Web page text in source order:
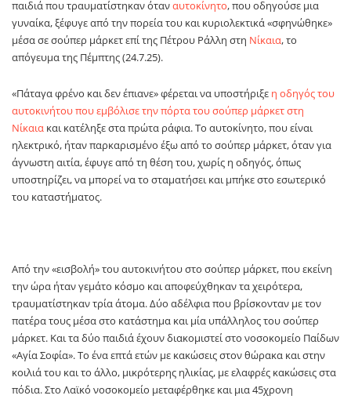
παιδιά που τραυματίστηκαν όταναυτοκίνητο, που οδηγούσε μια
γυναίκα, ξέφυγε από την πορεία του και κυριολεκτικά «σφηνώθηκε»
μέσα σε σούπερ μάρκετ επί της Πέτρου Ράλλη στη Νίκαια, το
απόγευμα της Πέμπτης (24.7.25).
«Πάταγα φρένο και δεν έπιανε» φέρεται να υποστήριξε η οδηγός του
αυτοκινήτου που εμβόλισε την πόρτα του σούπερ μάρκετ στη
Νίκαια και κατέληξε στα πρώτα ράφια. Το αυτοκίνητο, που είναι
ηλεκτρικό, ήταν παρκαρισμένο έξω από το σούπερ μάρκετ, όταν για
άγνωστη αιτία, έφυγε από τη θέση του, χωρίς η οδηγός, όπως
υποστηρίζει, να μπορεί να το σταματήσει και μπήκε στο εσωτερικό
του καταστήματος.
Από την «εισβολή» του αυτοκινήτου στο σούπερ μάρκετ, που εκείνη
την ώρα ήταν γεμάτο κόσμο και αποφεύχθηκαν τα χειρότερα,
τραυματίστηκαν τρία άτομα. Δύο αδέλφια που βρίσκονταν με τον
πατέρα τους μέσα στο κατάστημα και μία υπάλληλος του σούπερ
μάρκετ. Και τα δύο παιδιά έχουν διακομιστεί στο νοσοκομείο Παίδων
«Αγία Σοφία». Το ένα επτά ετών με κακώσεις στον θώρακα και στην
κοιλιά του και το άλλο, μικρότερης ηλικίας, με ελαφρές κακώσεις στα
πόδια. Στο Λαϊκό νοσοκομείο μεταφέρθηκε και μια 45χρονη